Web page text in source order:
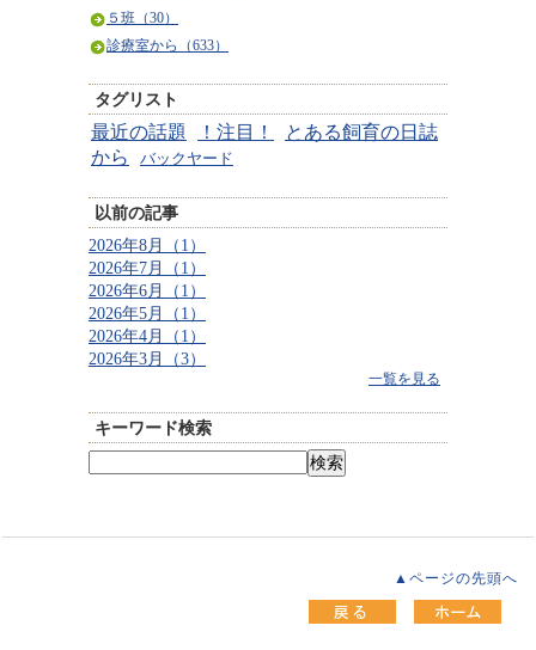
５班（30）
診療室から（633）
タグリスト
最近の話題 ！注目！
とある飼育の日誌
から
バックヤード
以前の記事
2026年8月（1）
2026年7月（1）
2026年6月（1）
2026年5月（1）
2026年4月（1）
2026年3月（3）
一覧を見る
キーワード検索
▲ページの先頭へ